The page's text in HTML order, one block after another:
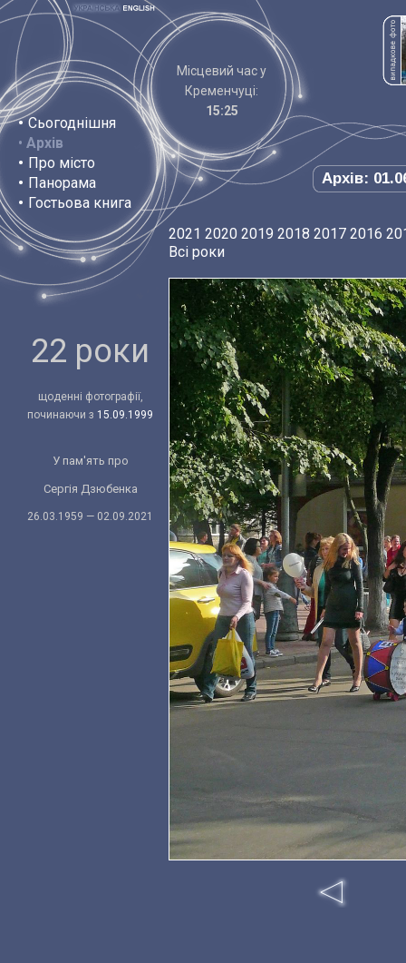
• Сьогоднішня
• Архів
• Про місто
• Панорама
• Гостьова книга
Місцевий час у
Кременчуці:
15:25
Архів:
22 роки
щоденні фотографії,
починаючи з 15.09.1999
У пам'ять про
Сергія Дзюбенка
26.03.1959 — 02.09.2021
2021 2020 2019 2018 2017 2016
Всі роки